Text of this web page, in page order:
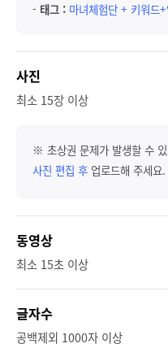
- 태그 : 마녀체험단 + 키워드
사진
최소 15장 이상
※ 초상권 문제가 발생할 수
사진 편집 후 업로드해 주세요.
동영상
최소 15초 이상
글자수
공백제외 1000자 이상